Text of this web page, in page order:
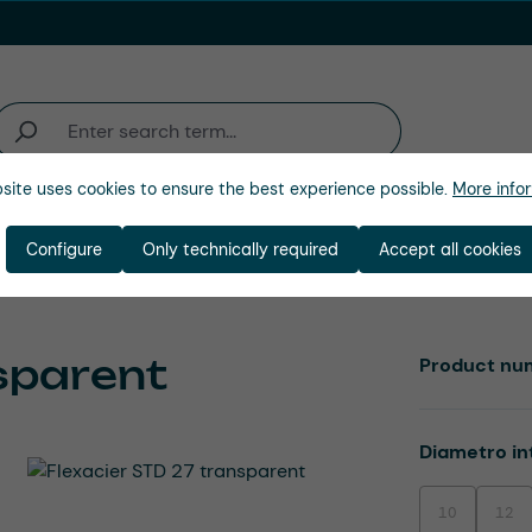
Select
Diametro
10(This option
12
Product
uses cookies to ensure the best experience possible. More
Only technically required
Configure Accept all cookies